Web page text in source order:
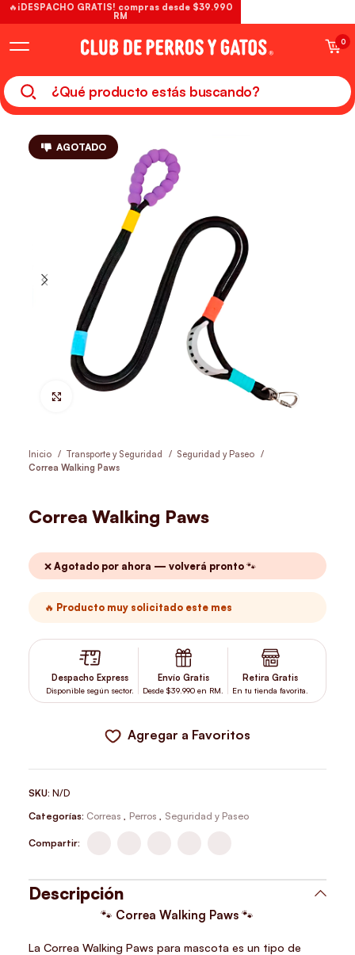
0
AGOTADO
Hacer Zoom
Inicio Transporte y Seguridad
Seguridad y Paseo
Correa Walking Paws
Correa Walking Paws
❌ Agotado por ahora — volverá pronto 🐾
🔥 Producto muy solicitado este mes
Despacho Express
Disponible según sector.
Envío Gratis
Desde $39.990 en RM.
Retira Gratis
En tu tienda favorita.
Agregar a Favoritos
SKU:N/D
Categorías: Correas Perros Seguridad y Paseo
Compartir:
Descripción
🐾 Correa Walking Paws🐾
La Correa Walking Paws para mascota es un tipo de
🔥¡DESPACHO GRATIS! compras desde $39.990
RM